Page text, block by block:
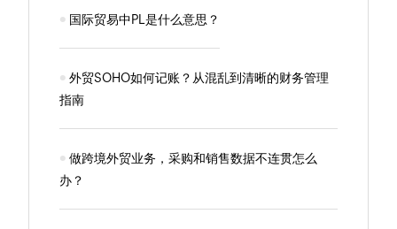
国际贸易中PL是什么意思？
外贸SOHO如何记账？从混乱到清晰的财务管理
指南
做跨境外贸业务，采购和销售数据不连贯怎么
办？